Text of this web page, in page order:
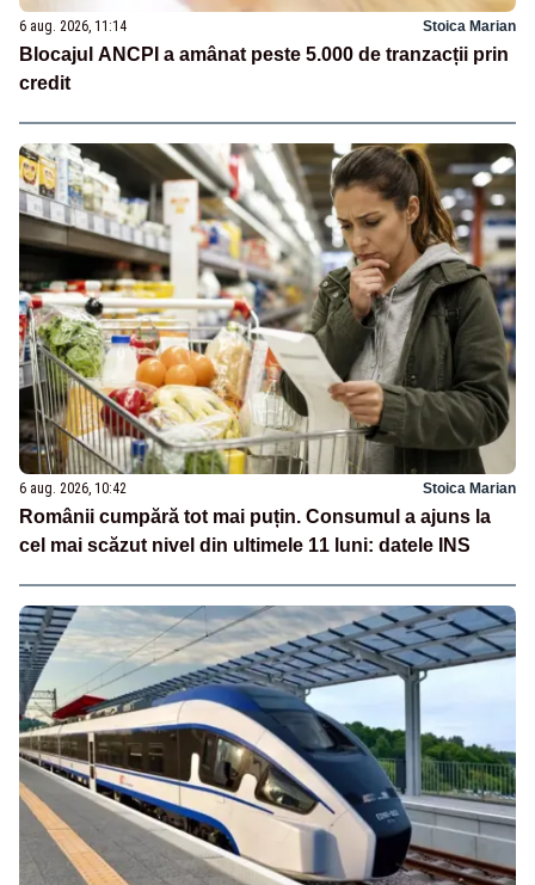
6 aug. 2026, 11:14 Stoica Marian
Blocajul ANCPI a amânat peste 5.000 de tranzacții prin
credit
6 aug. 2026, 10:42 Stoica Marian
Românii cumpără tot mai puțin. Consumul a ajuns la
cel mai scăzut nivel din ultimele 11 luni: datele INS